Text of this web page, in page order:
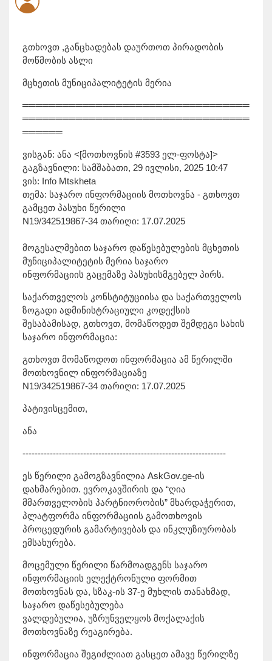
გთხოვთ ,განცხადებას დაურთოთ პირადობის
მოწმობის ასლი
მცხეთის მუნიციპალიტეტის მერია
══════════════════════════════════
══════════════════════════════════
══════
ვისგან: ანა <[მოთხოვნის #3593 ელ-ფოსტა]>
გაგზავნილი: სამშაბათი, 29 ივლისი, 2025 10:47
ვის: Info Mtskheta
თემა: საჯარო ინფორმაციის მოთხოვნა - გთხოვთ
გამცეთ პასუხი წერილი
N19/342519867-34 თარიღი: 17.07.2025
მოგესალმებით საჯარო დაწესებულების მცხეთის
მუნიციპალიტეტის მერია საჯარო
ინფორმაციის გაცემაზე პასუხისმგებელ პირს.
საქართველოს კონსტიტუციისა და საქართველოს
ზოგადი ადმინისტრაციული კოდექსის
შესაბამისად, გთხოვთ, მომაწოდეთ შემდეგი სახის
საჯარო ინფორმაცია:
გთხოვთ მომაწოდოთ ინფორმაცია ამ წერილში
მოთხოვნილ ინფორმაციაზე
N19/342519867-34 თარიღი: 17.07.2025
პატივისცემით,
ანა
-------------------------------------------------------------------
ეს წერილი გამოგზავნილია AskGov.ge-ის
დახმარებით. ევროკავშირის და “ღია
მმართველობის პარტნიორობის” მხარდაჭერით,
პლატფორმა ინფორმაციის გამოთხოვის
პროცედურის გამარტივებას და ინკლუზიურობას
ემსახურება.
მოცემული წერილი წარმოადგენს საჯარო
ინფორმაციის ელექტრონული ფორმით
მოთხოვნას და, სზაკ-ის 37-ე მუხლის თანახმად,
საჯარო დაწესებულება
ვალდებულია, უზრუნველყოს მოქალაქის
მოთხოვნაზე რეაგირება.
ინფორმაცია შეგიძლიათ გასცეთ ამავე წერილზე